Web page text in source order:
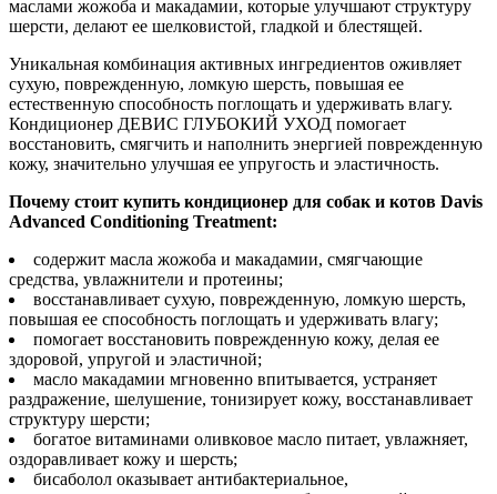
маслами жожоба и макадамии, которые улучшают структуру
шерсти, делают ее шелковистой, гладкой и блестящей.
Уникальная комбинация активных ингредиентов оживляет
сухую, поврежденную, ломкую шерсть, повышая ее
естественную способность поглощать и удерживать влагу.
Кондиционер ДЕВИС ГЛУБОКИЙ УХОД помогает
восстановить, смягчить и наполнить энергией поврежденную
кожу, значительно улучшая ее упругость и эластичность.
Почему стоит купить кондиционер для собак и котов Davis
Advanced Conditioning Treatment:
содержит масла жожоба и макадамии, смягчающие
средства, увлажнители и протеины;
восстанавливает сухую, поврежденную, ломкую шерсть,
повышая ее способность поглощать и удерживать влагу;
помогает восстановить поврежденную кожу, делая ее
здоровой, упругой и эластичной;
масло макадамии мгновенно впитывается, устраняет
раздражение, шелушение, тонизирует кожу, восстанавливает
структуру шерсти;
богатое витаминами оливковое масло питает, увлажняет,
оздоравливает кожу и шерсть;
бисаболол оказывает антибактериальное,